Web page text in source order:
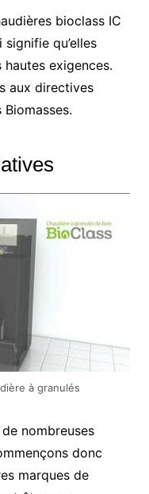
bioclass IC
signifie qu’elles
exigences.
aux directives
à granulés
nombreuses
donc
marques de